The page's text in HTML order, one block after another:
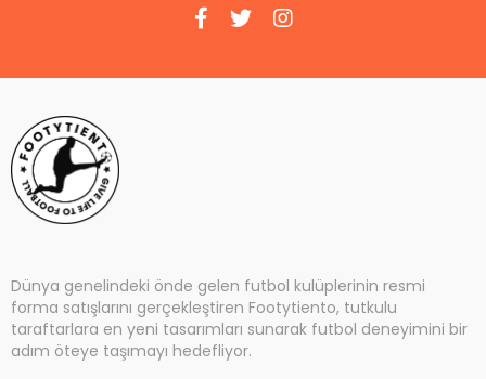
Dünya genelindeki önde gelen futbol kulüplerinin resmi
forma satışlarını gerçekleştiren Footytiento, tutkulu
taraftarlara en yeni tasarımları sunarak futbol deneyimini bir
adım öteye taşımayı hedefliyor.